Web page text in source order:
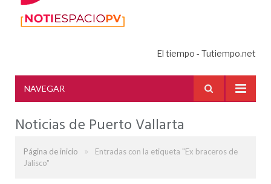
El tiempo - Tutiempo.net
NAVEGAR
Noticias de Puerto Vallarta
Página de inicio »
Entradas con la etiqueta "Ex braceros de
Jalisco"